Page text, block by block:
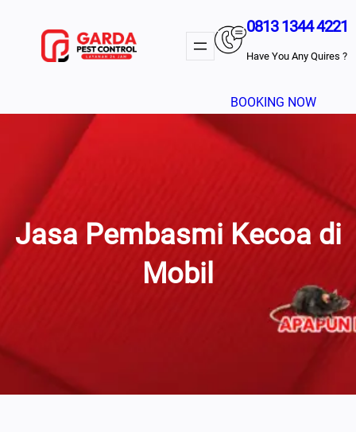
0813 1344 4221
Have You Any Quires ?
BOOKING NOW
Jasa Pembasmi Kecoa di
Mobil